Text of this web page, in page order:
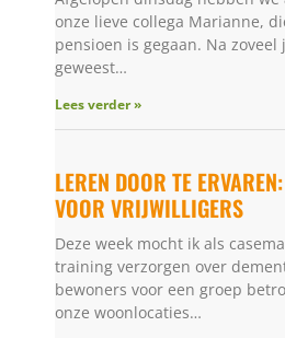
onze lieve collega Marianne,
pensioen is gegaan. Na
geweest…
Lees verder »
LEREN DOOR TE
VOOR VRIJWILLIGERS
Deze week mocht ik als
training verzorgen over
bewoners voor een groep
onze woonlocaties…